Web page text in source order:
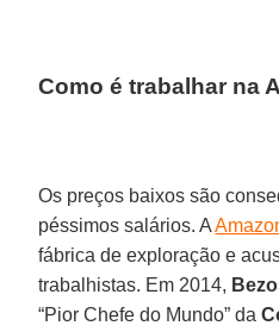
Como é trabalhar na
Os preços baixos são
péssimos salários. A
fábrica de exploração e
trabalhistas. Em 2014,
“Pior Chefe do Mundo” da